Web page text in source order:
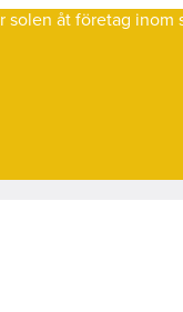
solen åt företag inom